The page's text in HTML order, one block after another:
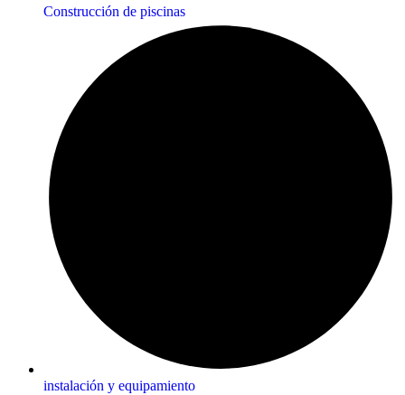
Construcción de piscinas
instalación y equipamiento